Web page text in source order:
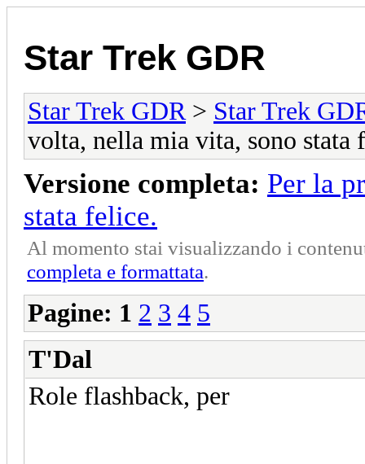
Star Trek GDR
Star Trek GDR > Star Trek
volta, nella mia vita, sono stata
Versione completa: Per la
stata felice.
Al momento stai visualizzando i
completa e formattata.
Pagine: 1 2 3 4 5
T'Dal
Role flashback, per